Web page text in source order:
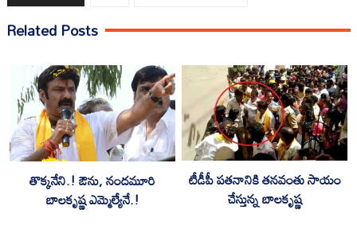
Related Posts
తొక్కనేని.! ఔను, నందమూరి
బాలకృష్ణ ఎమ్మెల్యేనే.!
టీడీపీ పతనానికి తనవంతు సాయం
చేస్తున్న బాలకృష్ణ